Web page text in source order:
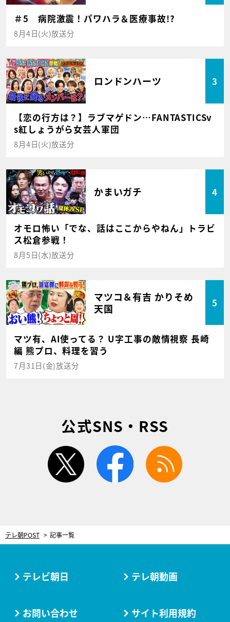
＃5 病院激震！パワハラ＆医療事故!?
8月4日(火)放送分
ロンドンハーツ 3
【恋の行方は？】ラブマゲドン…FANTASTICSv
s紅しょうがら女芸人軍団
8月4日(火)放送分
かまいガチ 4
オモロ怖い「でな、話はここからやねん」トラビ
ス松倉参戦！
8月5日(水)放送分
マツコ＆有吉 かりそめ
天国
5
マツ有、AI使ってる？ U字工事の敵情視察 長崎
編 熊プロ、料理を習う
7月31日(金)放送分
公式SNS・RSS
twitter facebook
テレ朝POST 記事一覧
テレビ朝日 テレ朝動画
お問い合わせ サイト利用規約